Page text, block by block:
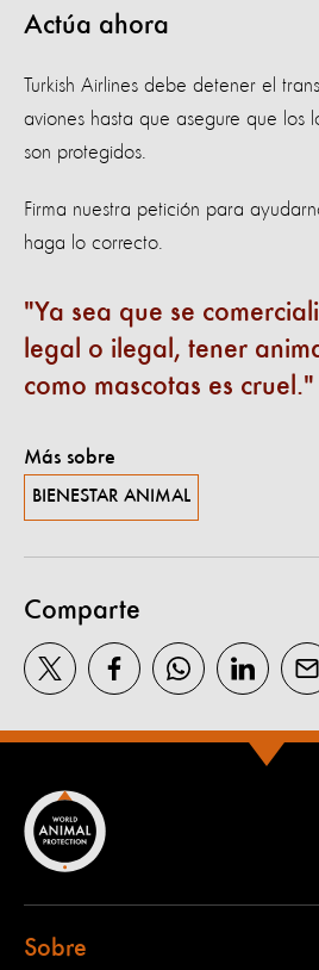
Actúa ahora
Turkish Airlines debe detener el
aviones hasta que asegure que los
son protegidos.
Firma nuestra petición para
haga lo correcto.
Ya sea que se
legal o ilegal, tener
como mascotas es cruel.
Más sobre
BIENESTAR ANIMAL
Comparte
Sobre